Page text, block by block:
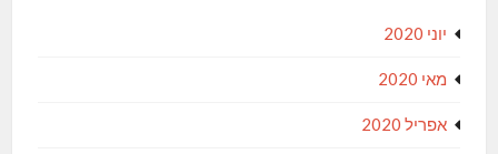
יוני 2020
מאי 2020
אפריל 2020